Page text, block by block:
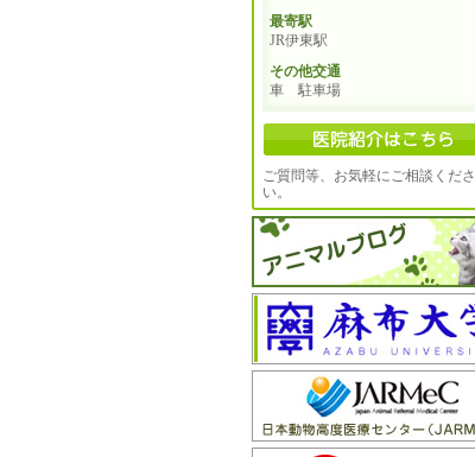
最寄駅
JR伊東駅
その他交通
車 駐車場
ご質問等、お気軽にご相談くださ
い。